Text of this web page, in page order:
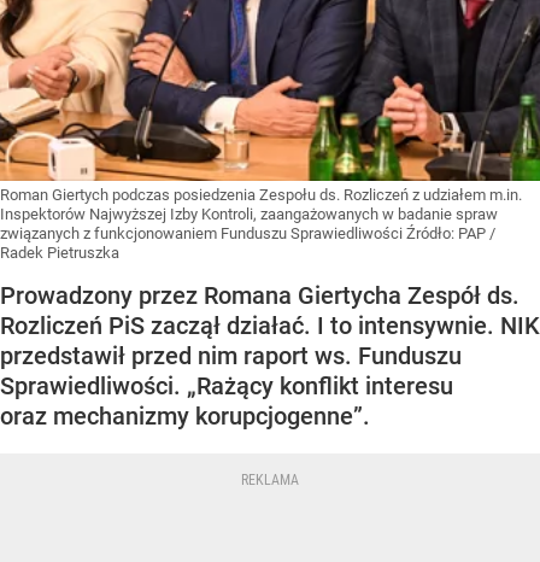
Roman Giertych podczas posiedzenia Zespołu ds. Rozliczeń z udziałem m.in.
Inspektorów Najwyższej Izby Kontroli, zaangażowanych w badanie spraw
związanych z funkcjonowaniem Funduszu Sprawiedliwości Źródło: PAP /
Radek Pietruszka
Prowadzony przez Romana Giertycha Zespół ds.
Rozliczeń PiS zaczął działać. I to intensywnie. NIK
przedstawił przed nim raport ws. Funduszu
Sprawiedliwości. „Rażący konflikt interesu
oraz mechanizmy korupcjogenne”.